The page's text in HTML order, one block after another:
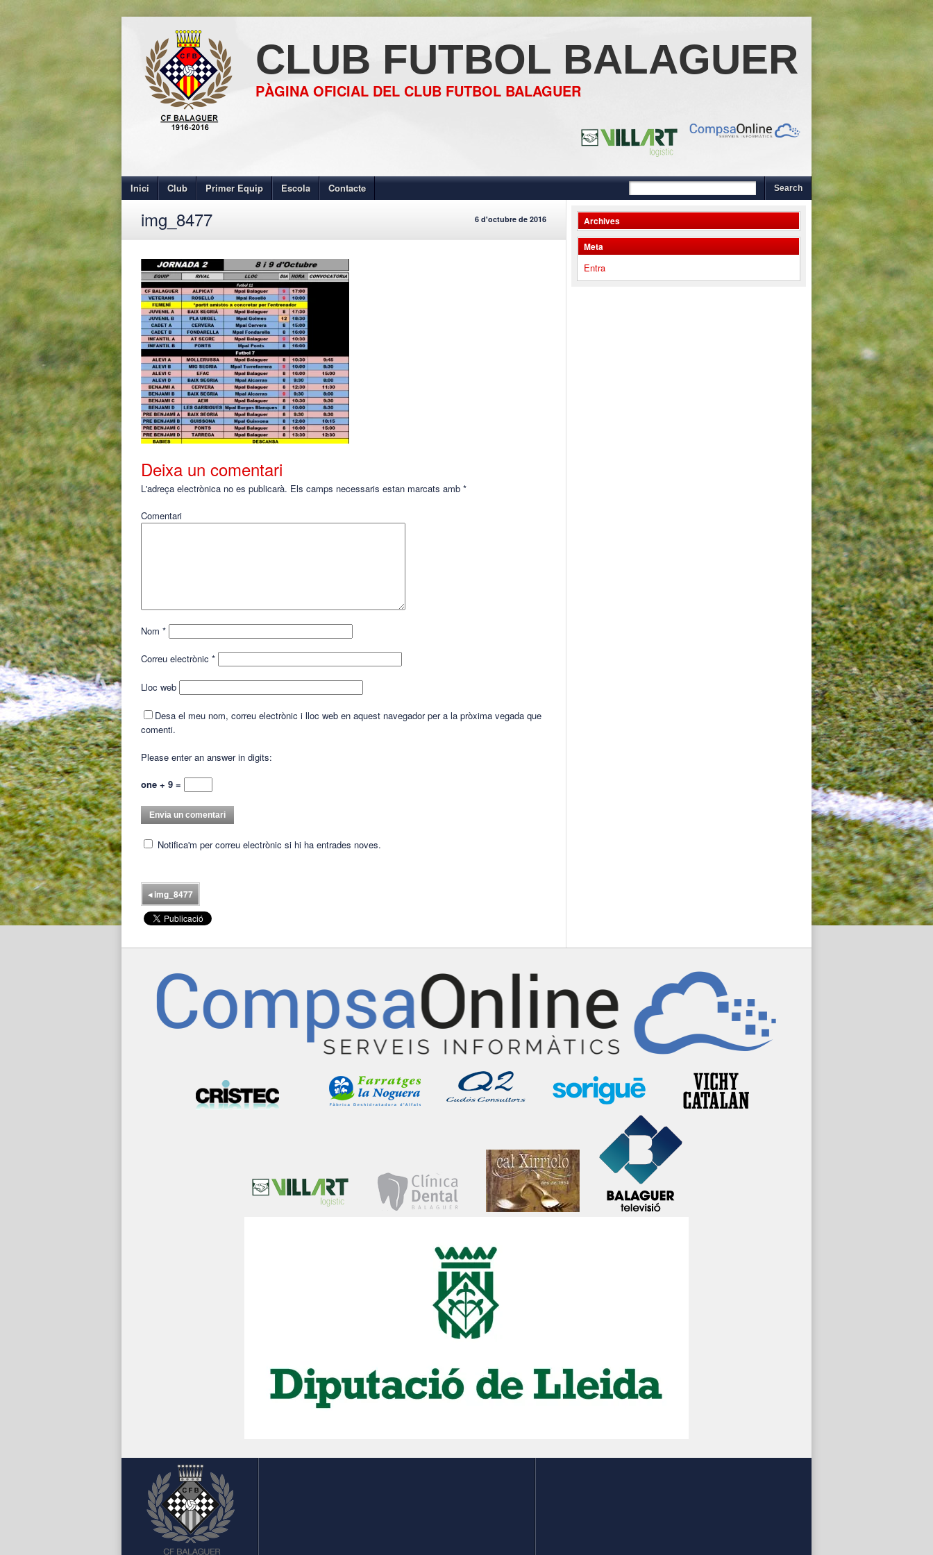
CLUB FUTBOL BALAGUER
PÀGINA OFICIAL DEL CLUB FUTBOL BALAGUER
Inici Club Primer Equip Escola Contacte
img_8477 6 d'octubre de 2016
Deixa un comentari
L'adreça electrònica no es publicarà. Els camps necessaris estan marcats amb *
Comentari
Nom *
Correu electrònic *
Lloc web
Desa el meu nom, correu electrònic i lloc web en aquest navegador per a la pròxima vegada que
comenti.
Please enter an answer in digits:
one + 9 =
Notifica'm per correu electrònic si hi ha entrades noves.
◂img_8477
Archives
Meta
Entra